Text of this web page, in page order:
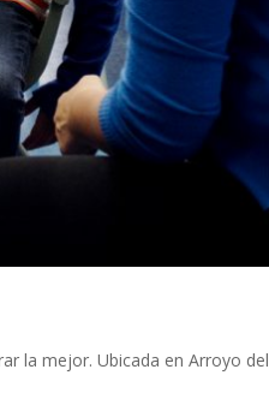
la mejor. Ubicada en Arroyo del